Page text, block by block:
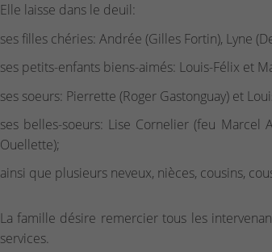
Elle laisse dans le deuil:
ses filles chéries: Andrée (Gilles Fortin), Lyne
ses petits-enfants biens-aimés: Louis-Félix et
ses soeurs: Pierrette (Roger Gastonguay) et
ses belles-soeurs: Lise Cornelier (feu Marcel
Ouellette);
ainsi que plusieurs neveux, nièces, cousins,
La famille désire remercier tous les
services.